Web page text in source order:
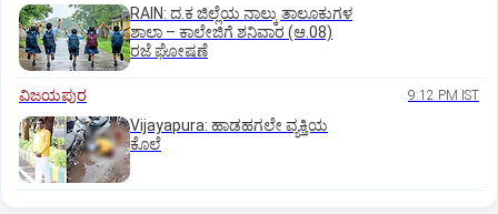
RAIN: ದ.ಕ ಜಿಲ್ಲೆಯ ನಾಲ್ಕು ತಾಲೂಕುಗಳ
ಶಾಲಾ – ಕಾಲೇಜಿಗೆ ಶನಿವಾರ (ಆ.08)
ರಜೆ ಘೋಷಣೆ
ವಿಜಯಪುರ 9:12 PM IST
Vijayapura: ಹಾಡಹಗಲೇ ವ್ಯಕ್ತಿಯ
ಕೊಲೆ